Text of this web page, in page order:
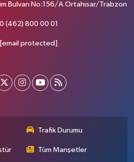
Bulvarı No:156/A Ortahisar/Trabzon
0 (462) 800 00 01
[email protected]
Trafik Durumu
Tüm Manşetler